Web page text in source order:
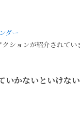
ダー
ションが紹介されてい
いかないといけな